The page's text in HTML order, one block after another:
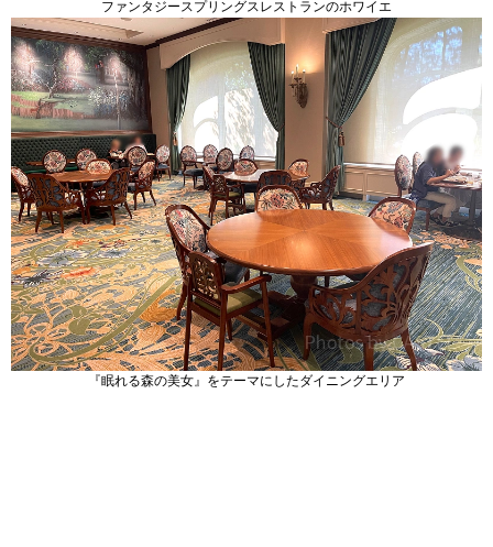
ファンタジースプリングスレストランのホワイエ
『眠れる森の美女』をテーマにしたダイニングエリア